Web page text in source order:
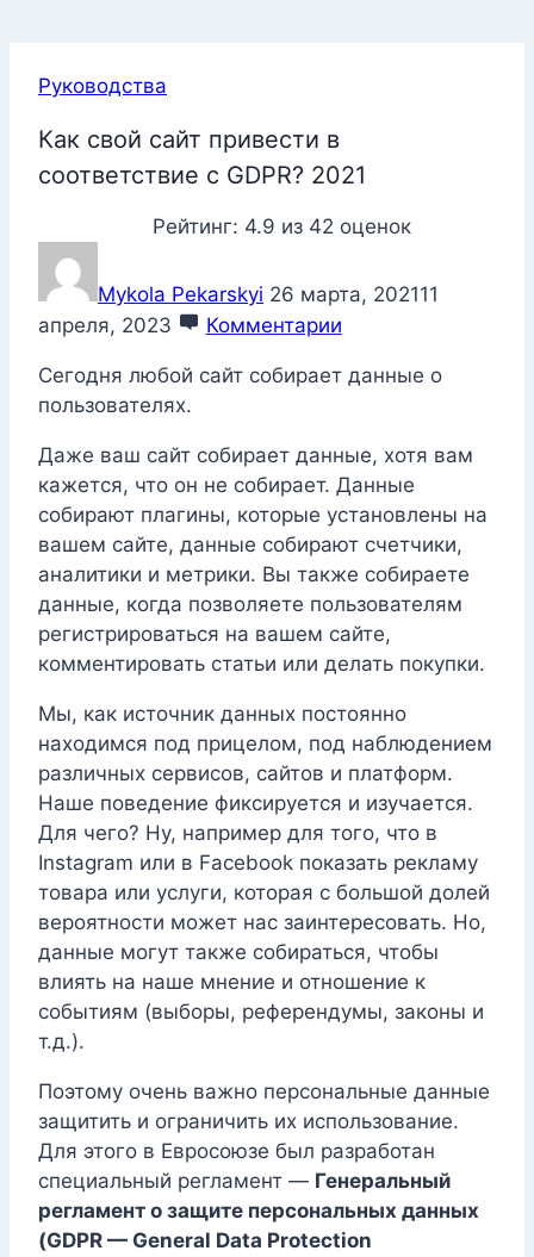
Руководства
Как свой сайт привести в
соответствие с GDPR? 2021
Рейтинг: 4.9 из 42 оценок
Mykola Pekarskyi 26 марта, 202111
апреля, 2023
Комментарии
Сегодня любой сайт собирает данные о
пользователях.
Даже ваш сайт собирает данные, хотя вам
кажется, что он не собирает. Данные
собирают плагины, которые установлены на
вашем сайте, данные собирают счетчики,
аналитики и метрики. Вы также собираете
данные, когда позволяете пользователям
регистрироваться на вашем сайте,
комментировать статьи или делать покупки.
Мы, как источник данных постоянно
находимся под прицелом, под наблюдением
различных сервисов, сайтов и платформ.
Наше поведение фиксируется и изучается.
Для чего? Ну, например для того, что в
Instagram или в Facebook показать рекламу
товара или услуги, которая с большой долей
вероятности может нас заинтересовать. Но,
данные могут также собираться, чтобы
влиять на наше мнение и отношение к
событиям (выборы, референдумы, законы и
т.д.).
Поэтому очень важно персональные данные
защитить и ограничить их использование.
Для этого в Евросоюзе был разработан
специальный регламент — Генеральный
регламент о защите персональных данных
(GDPR — General Data Protection